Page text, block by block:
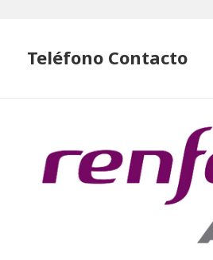
Teléfono Contacto